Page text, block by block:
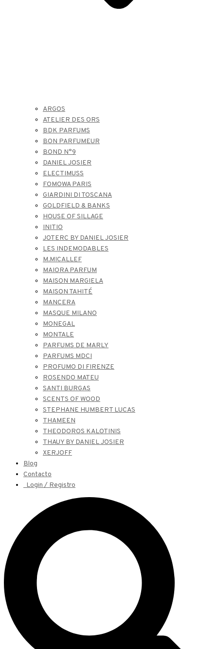
ARGOS
ATELIER DES ORS
BDK PARFUMS
BON PARFUMEUR
BOND N°9
DANIEL JOSIER
ELECTIMUSS
FOMOWA PARIS
GIARDINI DI TOSCANA
GOLDFIELD & BANKS
HOUSE OF SILLAGE
INITIO
JOTERC BY DANIEL JOSIER
LES INDEMODABLES
M.MICALLEF
MAIORA PARFUM
MAISON MARGIELA
MAISON TAHITÉ
MANCERA
MASQUE MILANO
MONEGAL
MONTALE
PARFUMS DE MARLY
PARFUMS MDCI
PROFUMO DI FIRENZE
ROSENDO MATEU
SANTI BURGAS
SCENTS OF WOOD
STEPHANE HUMBERT LUCAS
THAMEEN
THEODOROS KALOTINIS
THAUY BY DANIEL JOSIER
XERJOFF
Blog
Contacto
Login / Registro